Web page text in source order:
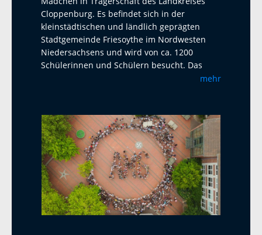
Cloppenburg. Es befindet sich in der
kleinstädtischen und ländlich geprägten
Stadtgemeinde Friesoythe im Nordwesten
Niedersachsens und wird von ca. 1200
Schülerinnen und Schülern besucht. Das
Albertus-Magnus-Gymnasium ist eine offene
La Réunion. Seit 2023 haben wir einen
Austausch mit dem Harens Lyceum bei
Groningen/NL, der jährlich mit einem Besuch
und einem Gegenbesuch stattfindet. Als
zweite Fremdsprache bietet das AMG
Französisch und Latein an. Ab Klasse 5 wird
ein Musikprofil mit Chor- und Bläserklassen
angeboten. In der Oberstufe sind alle Profile
am AMG wählbar. Unter anderem ist es
mehr